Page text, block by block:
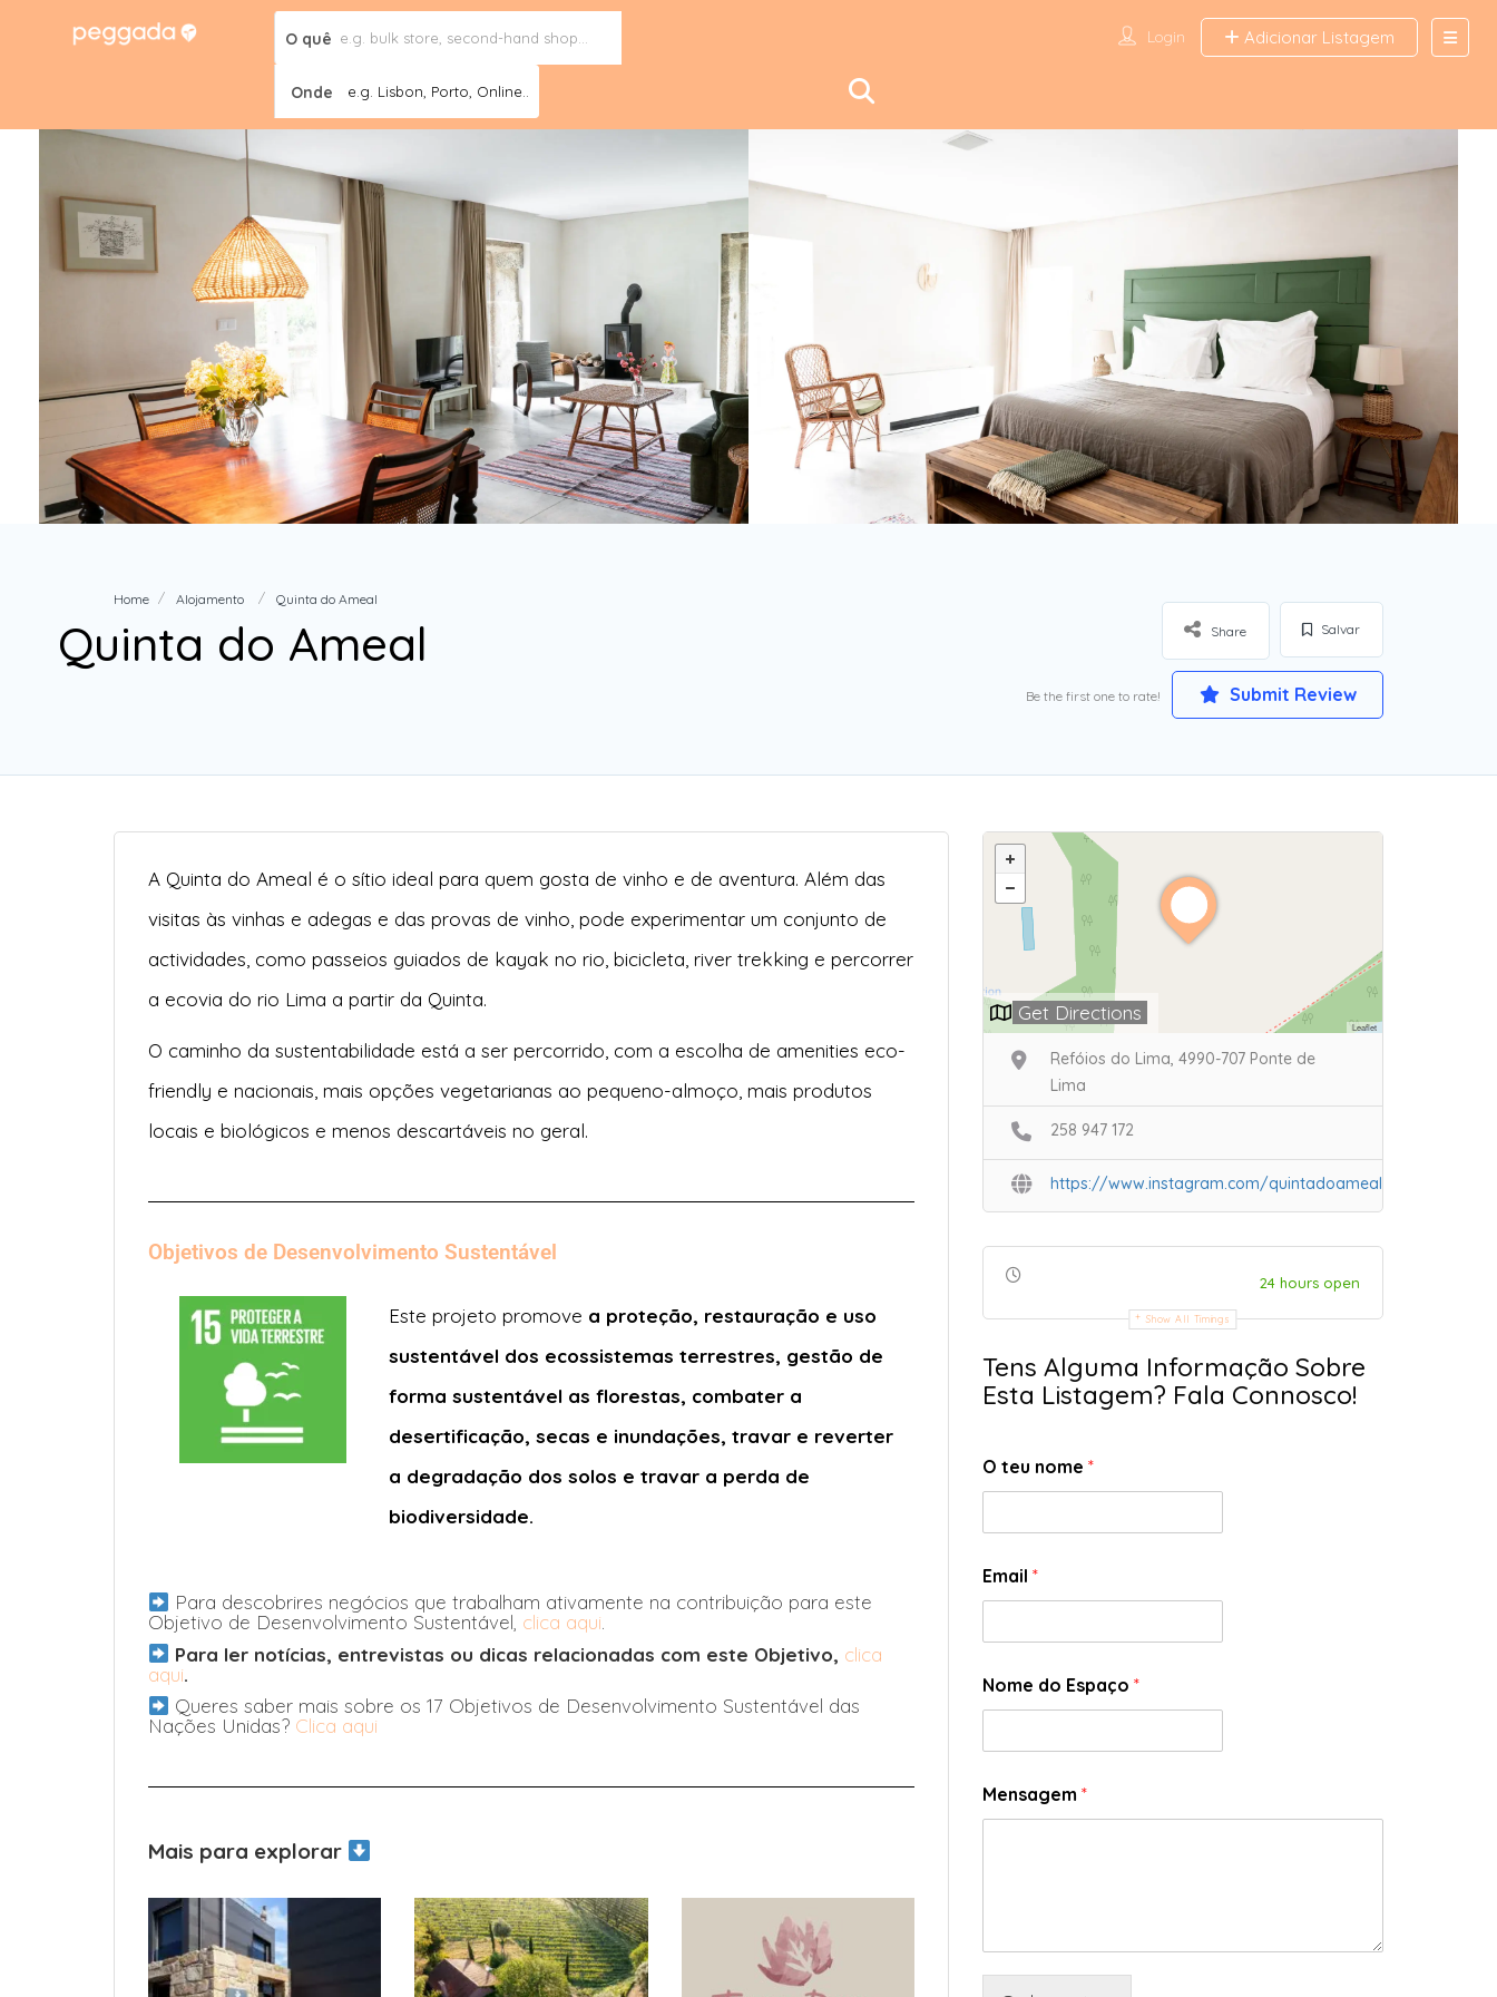
O quê
Onde e.g. Lisbon, Porto, Online..
Login Adicionar Listagem
Home Alojamento Quinta do Ameal
Quinta do Ameal Salvar
Share
Be the first one to rate! Submit Review
A Quinta do Ameal é o sítio ideal para quem gosta de vinho e de aventura. Além das
visitas às vinhas e adegas e das provas de vinho, pode experimentar um conjunto de
actividades, como passeios guiados de kayak no rio, bicicleta, river trekking e percorrer
a ecovia do rio Lima a partir da Quinta.
O caminho da sustentabilidade está a ser percorrido, com a escolha de amenities eco-
friendly e nacionais, mais opções vegetarianas ao pequeno-almoço, mais produtos
locais e biológicos e menos descartáveis no geral.
Objetivos de Desenvolvimento Sustentável
Este projeto promove a proteção, restauração e uso
sustentável dos ecossistemas terrestres, gestão de
forma sustentável as florestas, combater a
desertificação, secas e inundações, travar e reverter
a degradação dos solos e travar a perda de
biodiversidade.
Para descobrires negócios que trabalham ativamente na contribuição para este
Objetivo de Desenvolvimento Sustentável, clica aqui.
Para ler notícias, entrevistas ou dicas relacionadas com este Objetivo, clica
aqui.
Queres saber mais sobre os 17 Objetivos de Desenvolvimento Sustentável das
Nações Unidas? Clica aqui
Mais para explorar
Leaflet
Get Directions
Refóios do Lima, 4990-707 Ponte de
Lima
258 947 172
https://www.instagram.com/quintadoameal/
24 hours open
Show All Timings
Tens Alguma Informação Sobre
Esta Listagem? Fala Connosco!
O teu nome *
Email *
Nome do Espaço *
Mensagem *